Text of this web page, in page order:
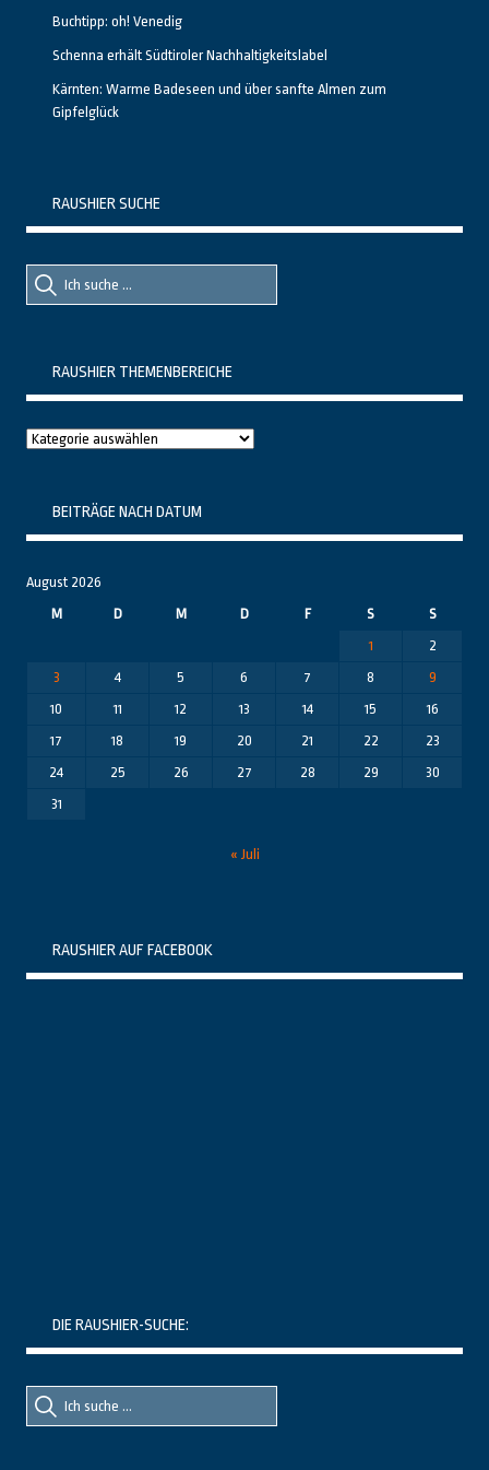
Buchtipp: oh! Venedig
Schenna erhält Südtiroler Nachhaltigkeitslabel
Kärnten: Warme Badeseen und über sanfte Almen zum
Gipfelglück
RAUSHIER SUCHE
Suche
nach::
Suche
nach:
RAUSHIER THEMENBEREICHE
Raushier
BEITRÄGE NACH DATUM
August 2026
M
D M D F S
S
1
2
3
4 5 6 7 8
9
10
11 12 13 14 15
16
17
18 19 20 21 22
23
24
25 26 27 28 29
30
31
« Juli
RAUSHIER AUF FACEBOOK
DIE RAUSHIER-SUCHE:
Suche
nach::
Suche
nach: